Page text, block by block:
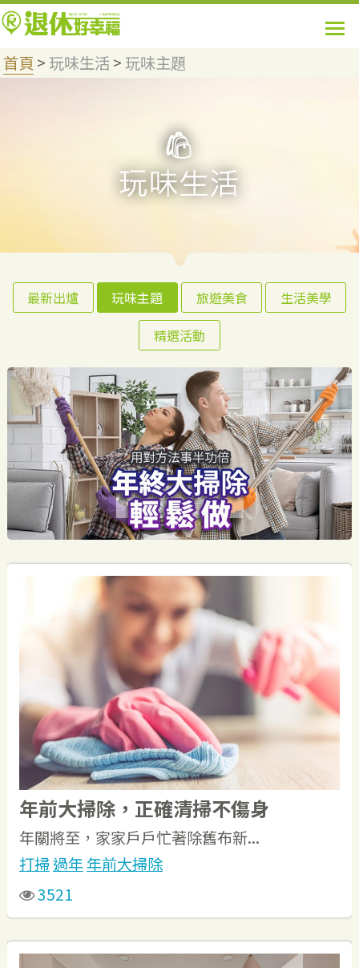
首頁 > 玩味生活> 玩味主題
最新出爐 玩味主題 旅遊美食
生活美學
精選活動
年前大掃除，正確清掃不傷身
年關將至，家家戶戶忙著除舊布新...
打掃過年年前大掃除
3521